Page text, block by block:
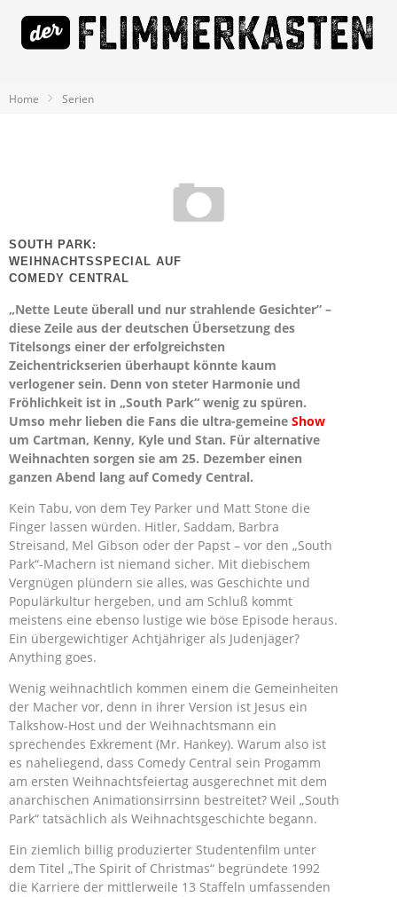
Home Serien
SOUTH PARK:
WEIHNACHTSSPECIAL AUF
COMEDY CENTRAL
„Nette Leute überall und nur strahlende Gesichter” –
diese Zeile aus der deutschen Übersetzung des
Titelsongs einer der erfolgreichsten
Zeichentrickserien überhaupt könnte kaum
verlogener sein. Denn von steter Harmonie und
Fröhlichkeit ist in „South Park“ wenig zu spüren.
Umso mehr lieben die Fans die ultra-gemeine Show
um Cartman, Kenny, Kyle und Stan. Für alternative
Weihnachten sorgen sie am 25. Dezember einen
ganzen Abend lang auf Comedy Central.
Kein Tabu, von dem Tey Parker und Matt Stone die
Finger lassen würden. Hitler, Saddam, Barbra
Streisand, Mel Gibson oder der Papst – vor den „South
Park“-Machern ist niemand sicher. Mit diebischem
Vergnügen plündern sie alles, was Geschichte und
Populärkultur hergeben, und am Schluß kommt
meistens eine ebenso lustige wie böse Episode heraus.
Ein übergewichtiger Achtjähriger als Judenjäger?
Anything goes.
Wenig weihnachtlich kommen einem die Gemeinheiten
der Macher vor, denn in ihrer Version ist Jesus ein
Talkshow-Host und der Weihnachtsmann ein
sprechendes Exkrement (Mr. Hankey). Warum also ist
es naheliegend, dass Comedy Central sein Progamm
am ersten Weihnachtsfeiertag ausgerechnet mit dem
anarchischen Animationsirrsinn bestreitet? Weil „South
Park“ tatsächlich als Weihnachtsgeschichte begann.
Ein ziemlich billig produzierter Studentenfilm unter
dem Titel „The Spirit of Christmas“ begründete 1992
die Karriere der mittlerweile 13 Staffeln umfassenden